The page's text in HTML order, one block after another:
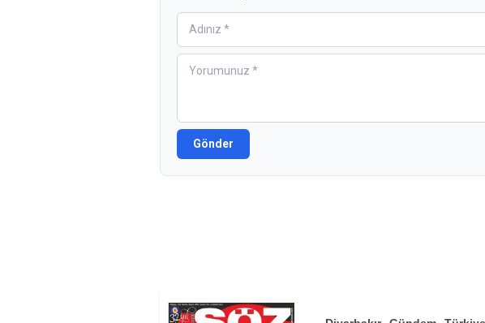
Gönder